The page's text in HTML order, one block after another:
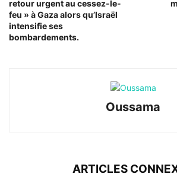
retour urgent au cessez-le-
feu » à Gaza alors qu’Israël
intensifie ses
bombardements.
Oussama
ARTICLES